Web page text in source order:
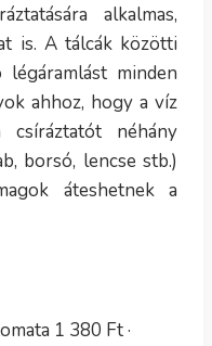
alkalmas,
is. A tálcák közötti
minden
ahhoz, hogy a víz
néhány
borsó, lencse stb.)
áteshetnek a
1 380 Ft ·